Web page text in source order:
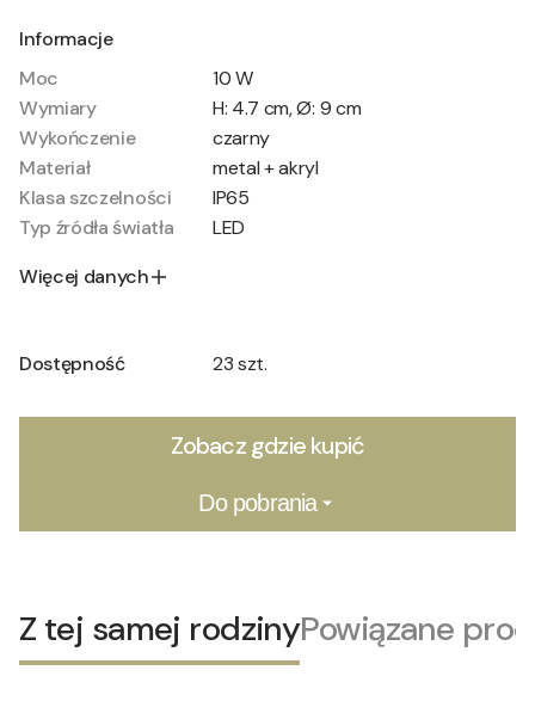
Informacje
Moc
10 W
Wymiary
H: 4.7 cm, Ø: 9 cm
Wykończenie
czarny
Materiał
metal + akryl
Klasa szczelności
IP65
Typ źródła światła
LED
Więcej danych
Dostępność 23 szt.
Zobacz gdzie kupić
Do pobrania
Z tej samej rodzinyPowiązane